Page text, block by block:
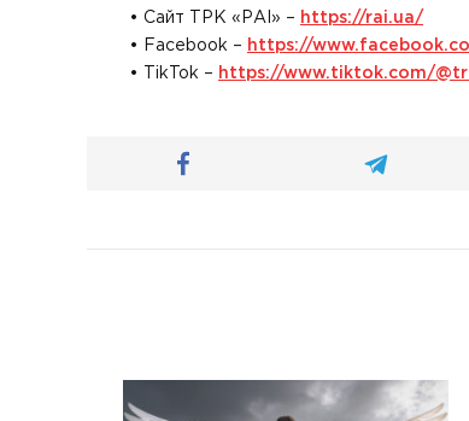
• Сайт ТРК «РАІ» – https://rai.ua/
• Facebook – https://
• TikTok – https://www.tiktok.com/